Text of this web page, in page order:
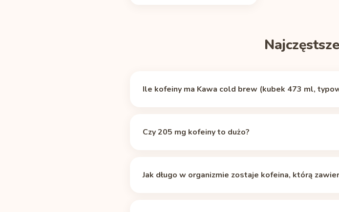
Ile kofeiny ma Kawa cold brew (kubek 473 ml,
To około 2,2 raza więcej kofeiny, niż ma zwykła filiżanka
Czy 205 mg kofeiny to dużo?
pokrywa 51% dziennego limitu.
Jak długo w organizmie zostaje kofeina, którą